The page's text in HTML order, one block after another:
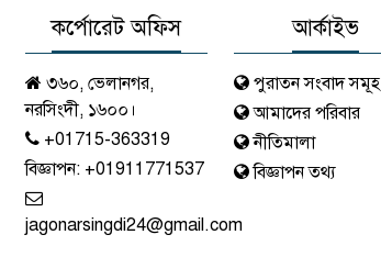
কর্পোরেট অফিস
৩৬০, ভেলানগর,
নরসিংদী, ১৬০০।
+01715-363319
বিজ্ঞাপন: +01911771537
jagonarsingdi24@gmail.com
আর্কাইভ
পুরাতন সংবাদ সমূহ
আমাদের পরিবার
নীতিমালা
বিজ্ঞাপন তথ্য